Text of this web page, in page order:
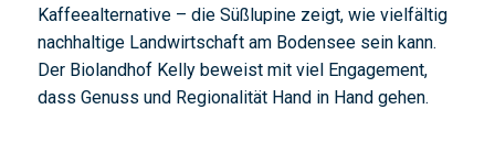
Kaffeealternative – die Süßlupine zeigt, wie vielfältig
nachhaltige Landwirtschaft am Bodensee sein kann.
Der Biolandhof Kelly beweist mit viel Engagement,
dass Genuss und Regionalität Hand in Hand gehen.